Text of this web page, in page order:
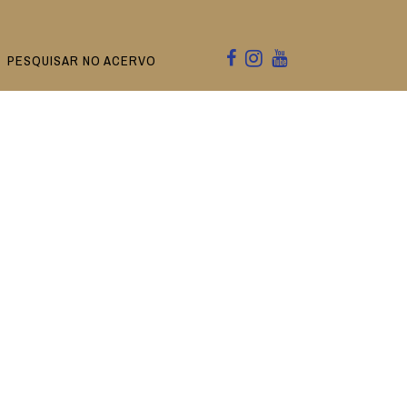
PESQUISAR NO ACERVO